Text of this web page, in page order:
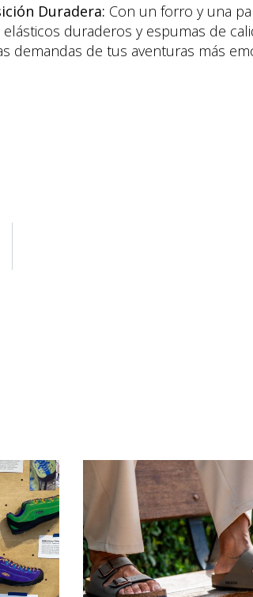
Duradera: Con un forro y una
duraderos y espumas de
demandas de tus aventuras más